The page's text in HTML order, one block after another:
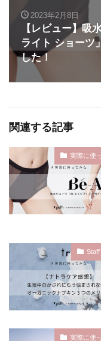
2023年2月8日
【レビュー】吸
ライト ショーツ
した！
関連する記事
実際に使
実際に使